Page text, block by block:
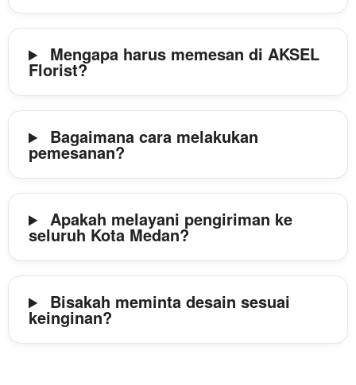
Mengapa harus memesan di AKSEL
Florist?
Bagaimana cara melakukan
pemesanan?
Apakah melayani pengiriman ke
seluruh Kota Medan?
Bisakah meminta desain sesuai
keinginan?